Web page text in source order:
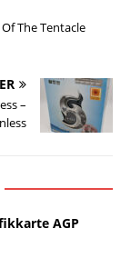
The Tentacle
–
AGP